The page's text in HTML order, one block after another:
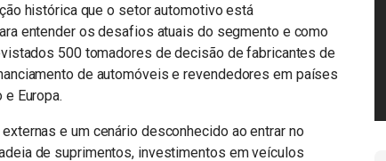
histórica que o setor automotivo está
entender os desafios atuais do segmento e como
500 tomadores de decisão de fabricantes de
de automóveis e revendedores em países
Europa.
e um cenário desconhecido ao entrar no
de suprimentos, investimentos em veículos